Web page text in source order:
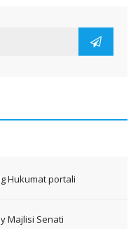
Hukumat portali
Majlisi Senati